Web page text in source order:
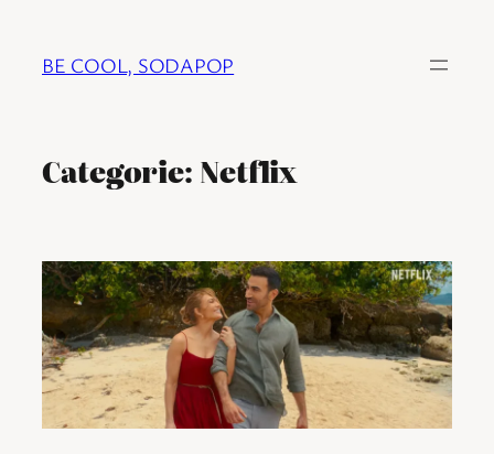
BE COOL, SODAPOP
Categorie: Netflix